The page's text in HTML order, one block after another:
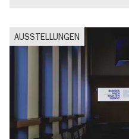
AUSSTELLUNGEN